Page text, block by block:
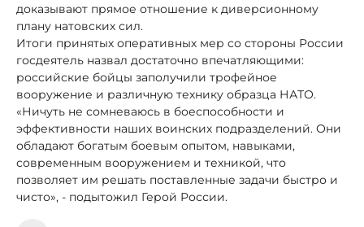
доказывают прямое отношение к диверсионному
плану натовских сил.
Итоги принятых оперативных мер со стороны России
госдеятель назвал достаточно впечатляющими:
российские бойцы заполучили трофейное
вооружение и различную технику образца НАТО.
«Ничуть не сомневаюсь в боеспособности и
эффективности наших воинских подразделений. Они
обладают богатым боевым опытом, навыками,
современным вооружением и техникой, что
позволяет им решать поставленные задачи быстро и
чисто», - подытожил Герой России.